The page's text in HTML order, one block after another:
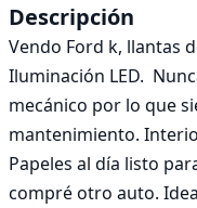
Descripción
Vendo Ford k, llantas
Iluminación LED.
mecánico por lo que
mantenimiento.
Papeles al día listo
compré otro auto.